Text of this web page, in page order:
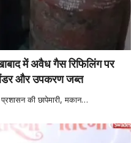
में अवैध गैस रिफिलिंग पर
और उपकरण जब्त
की छापेमारी, मकान…